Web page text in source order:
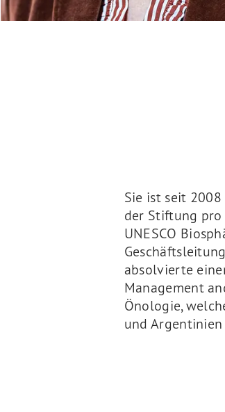
Sie ist seit 2008
der Stiftung pro
UNESCO
absolvierte
Management
Önologie,
und